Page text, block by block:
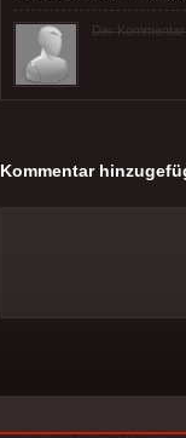
Der
Kommentar